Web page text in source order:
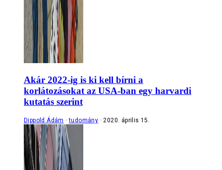
Akár 2022-ig is ki kell bírni a
korlátozásokat az USA-ban egy harvardi
kutatás szerint
Dippold Ádám tudomány 2020. április 15.